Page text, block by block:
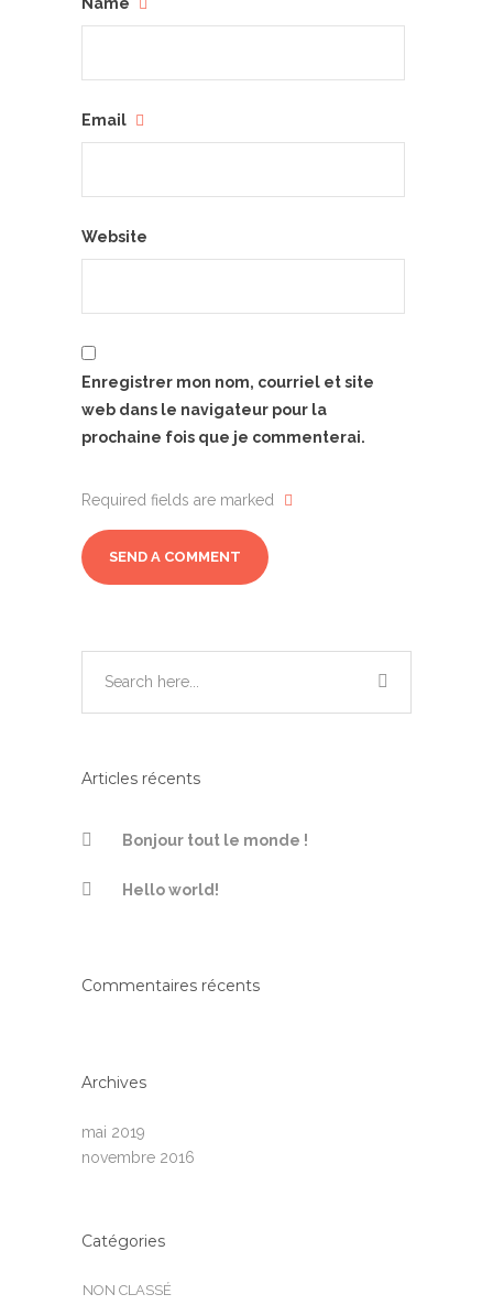
Email
Website
Enregistrer mon nom, courriel et site
web dans le navigateur pour la
prochaine fois que je commenterai.
Required fields are marked
Articles récents
Bonjour tout le monde !
Hello world!
Commentaires récents
Archives
mai 2019
novembre 2016
Catégories
NON CLASSÉ